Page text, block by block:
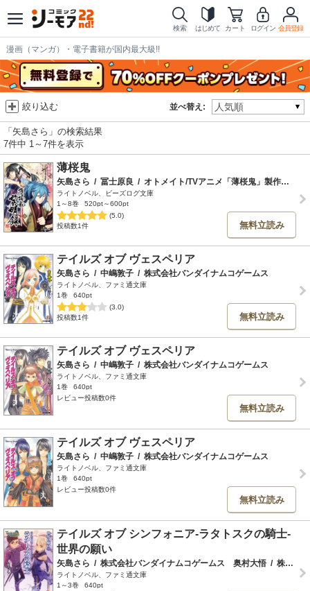
検索 はじめて カート ログイン 会員登録
漫画（マンガ）・電子書籍が国内最大級!!
並べ替え:
絞り込む
「矢島さら」の検索結果
7件中 1～7件を表示
薄桜鬼
矢島さら / 冨士原良 / オトメイト/TVアニメ「薄桜鬼」製作委員会
ライトノベル、ビーズログ文庫
1～8巻
520pt～600pt
(5.0)
投稿数1件
無料立読み
テイルズ オブ ヴェスペリア
矢島さら / 中嶋敦子 / 株式会社バンダイナムコゲームス
ライトノベル、ファミ通文庫
1巻
640pt
(3.0)
投稿数1件
無料立読み
テイルズ オブ ヴェスペリア
矢島さら / 中嶋敦子 / 株式会社バンダイナムコゲームス
ライトノベル、ファミ通文庫
1巻
640pt
レビュー投稿数0件
無料立読み
テイルズ オブ ヴェスペリア
矢島さら / 中嶋敦子 / 株式会社バンダイナムコゲームス
ライトノベル、ファミ通文庫
1巻
640pt
レビュー投稿数0件
無料立読み
テイルズ オブ シンフォニア-ラタトスクの騎士-
世界の願い
矢島さら / 株式会社バンダイナムコゲームス 奥村大悟 / 株式会社バンダイナムコゲームス
ライトノベル、ファミ通文庫
1～3巻
640pt